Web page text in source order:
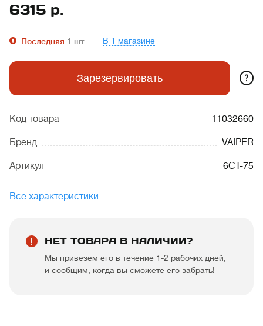
6315 р.
Последняя 1 шт. В 1 магазине
Зарезервировать ?
Код товара 11032660
Бренд VAIPER
Артикул 6СТ-75
Все характеристики
НЕТ ТОВАРА В НАЛИЧИИ?
Мы привезем его в течение 1-2 рабочих дней,
и сообщим, когда вы сможете его забрать!